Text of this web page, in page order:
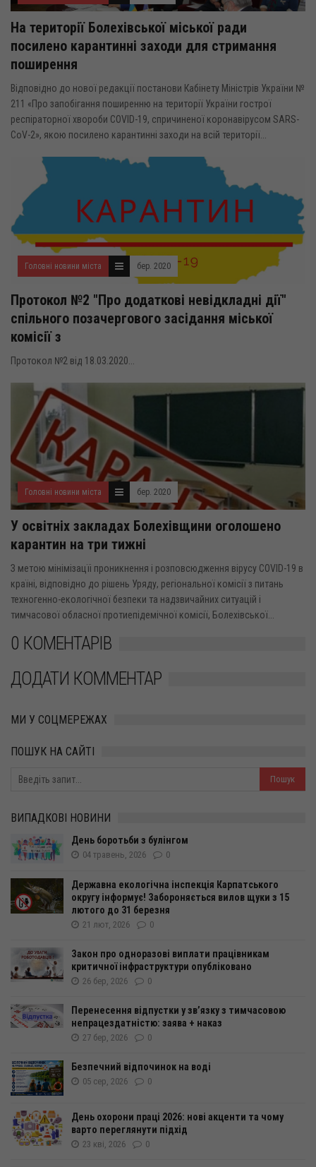
На території Болехівської міської ради
посилено карантинні заходи для стримання
поширення
Відповідно до нової редакції постанови Кабінету Міністрів України №
211 «Про запобігання поширенню на території України гострої
респіраторної хвороби COVID-19, спричиненої коронавірусом SARS-
CoV-2», якою посилено карантинні заходи на всій території...
Головні новини міста бер. 2020
Протокол №2 "Про додаткові невідкладні дії"
спільного позачергового засідання міської
комісії з
Протокол №2 від 18.03.2020...
Головні новини міста бер. 2020
У освітніх закладах Болехівщини оголошено
карантин на три тижні
З метою мінімізацїі проникнення і розповсюдження вірусу COVID-19 в
країні, відповідно до рішень Уряду, регіональної комісії з питань
техногенно-екологічної безпеки та надзвичайних ситуацій і
тимчасової обласної протиепідемічної комісії, Болехівської...
0 КОМЕНТАРІВ
ДОДАТИ КОММЕНТАР
МИ У СОЦМЕРЕЖАХ
ПОШУК НА САЙТІ
ВИПАДКОВІ НОВИНИ
День боротьби з булінгом
04 травень, 2026 0
Державна екологічна інспекція Карпатського
округу інформує! Забороняється вилов щуки з 15
лютого до 31 березня
21 лют, 2026 0
Закон про одноразові виплати працівникам
критичної інфраструктури опубліковано
26 бер, 2026 0
Перенесення відпустки у зв’язку з тимчасовою
непрацездатністю: заява + наказ
27 бер, 2026 0
Безпечний відпочинок на воді
05 сер, 2026 0
День охорони праці 2026: нові акценти та чому
варто переглянути підхід
23 кві, 2026 0